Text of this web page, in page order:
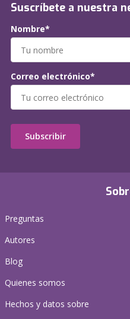
Preguntas
Autores
Blog
Quienes somos
Hechos y datos sobre
Suscríbete a nuestra
Nombre*
Correo electrónico*
Subscribir